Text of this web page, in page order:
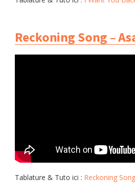
Reckoning Song –
Tablature & Tuto ici : Reckoning Song